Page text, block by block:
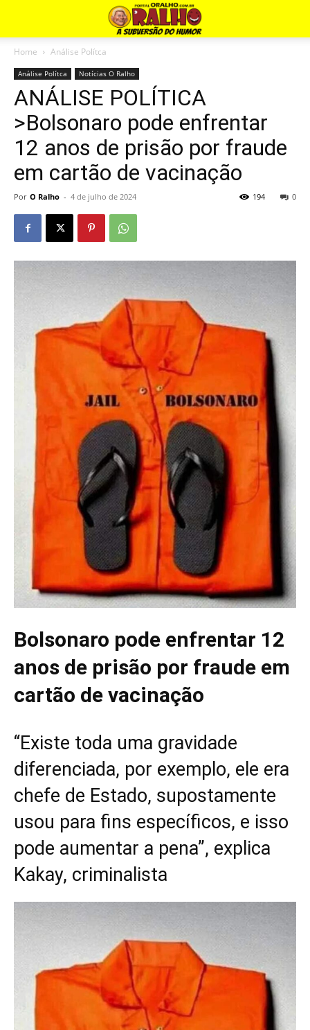
Home Análise Polítca
Análise Polítca Notícias O Ralho
ANÁLISE POLÍTICA
>Bolsonaro pode enfrentar
12 anos de prisão por fraude
em cartão de vacinação
Por O Ralho - 4 de julho de 2024 0
194
Bolsonaro pode enfrentar 12
anos de prisão por fraude em
cartão de vacinação
“Existe toda uma gravidade
diferenciada, por exemplo, ele era
chefe de Estado, supostamente
usou para fins específicos, e isso
pode aumentar a pena”, explica
Kakay, criminalista